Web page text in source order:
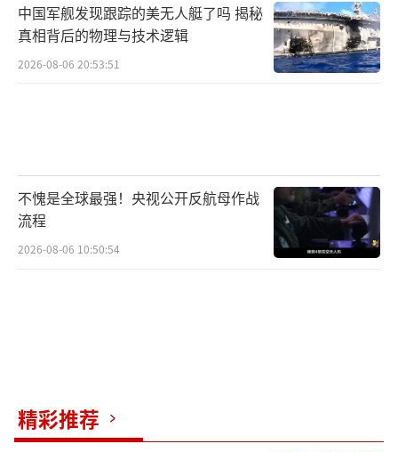
中国军舰发现跟踪的美无人艇了吗 揭秘
真相背后的物理与技术逻辑
2026-08-06 20:53:51
不愧是全球最强！央视公开反航母作战
流程
2026-08-06 10:50:54
精彩推荐